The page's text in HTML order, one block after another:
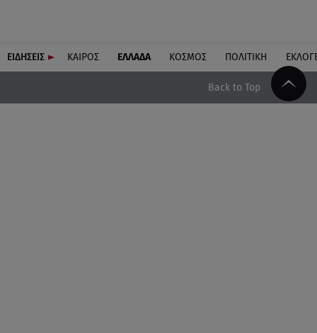
ΕΙΔΗΣΕΙΣ ΚΑΙΡΟΣ ΕΛΛΑΔΑ ΚΟΣΜΟΣ ΠΟΛΙΤΙΚΗ
Back to Top